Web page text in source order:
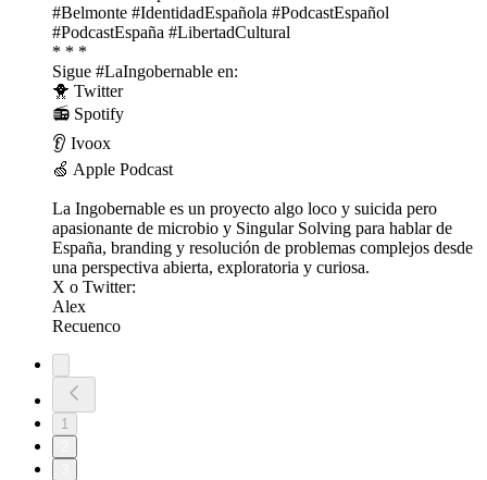
#Belmonte #IdentidadEspañola #PodcastEspañol
#PodcastEspaña #LibertadCultural
* * *
Sigue #LaIngobernable en:
🐥 ⁠⁠⁠⁠⁠⁠Twitter⁠⁠⁠⁠⁠⁠
📻 ⁠⁠⁠⁠⁠⁠Spotify⁠⁠⁠⁠⁠⁠
👂 ⁠⁠⁠⁠⁠⁠Ivoox⁠⁠⁠⁠⁠⁠
🍏 ⁠⁠⁠⁠⁠⁠Apple Podcast⁠⁠⁠⁠⁠⁠
La Ingobernable es un proyecto algo loco y suicida pero
apasionante de ⁠⁠⁠⁠⁠⁠microbio⁠⁠⁠⁠⁠⁠ y ⁠⁠⁠⁠⁠⁠Singular Solving⁠⁠⁠⁠⁠⁠ para hablar de
España, branding y resolución de problemas complejos desde
una perspectiva abierta, exploratoria y curiosa.
X o Twitter:
⁠⁠⁠⁠⁠⁠Alex⁠⁠⁠⁠⁠⁠
⁠⁠⁠⁠⁠⁠Recuenco⁠⁠
1